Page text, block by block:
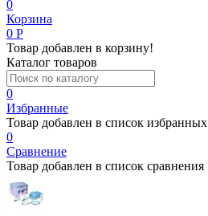
0
Корзина
0 Р
Товар добавлен в корзину!
Каталог товаров
0
Избранные
Товар добавлен в список избранных
0
Сравнение
Товар добавлен в список сравнения